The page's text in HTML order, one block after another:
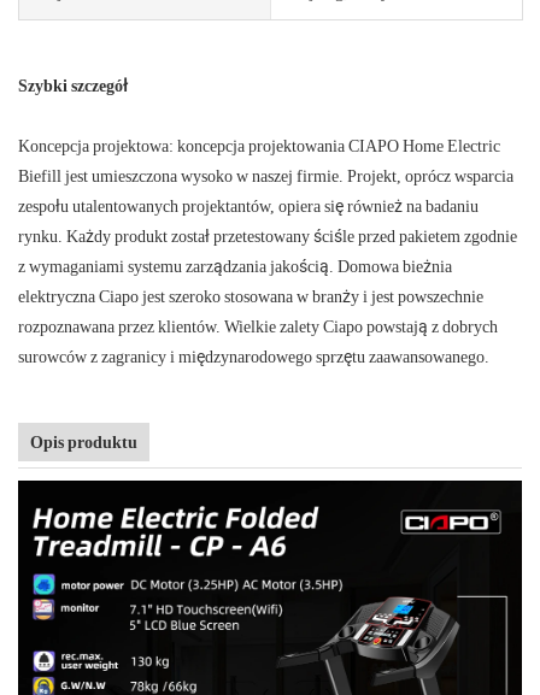
Szybki szczegół
Koncepcja projektowa: koncepcja projektowania CIAPO Home Electric
Biefill jest umieszczona wysoko w naszej firmie. Projekt, oprócz wsparcia
zespołu utalentowanych projektantów, opiera się również na badaniu
rynku. Każdy produkt został przetestowany ściśle przed pakietem zgodnie
z wymaganiami systemu zarządzania jakością. Domowa bieżnia
elektryczna Ciapo jest szeroko stosowana w branży i jest powszechnie
rozpoznawana przez klientów. Wielkie zalety Ciapo powstają z dobrych
surowców z zagranicy i międzynarodowego sprzętu zaawansowanego.
Opis produktu